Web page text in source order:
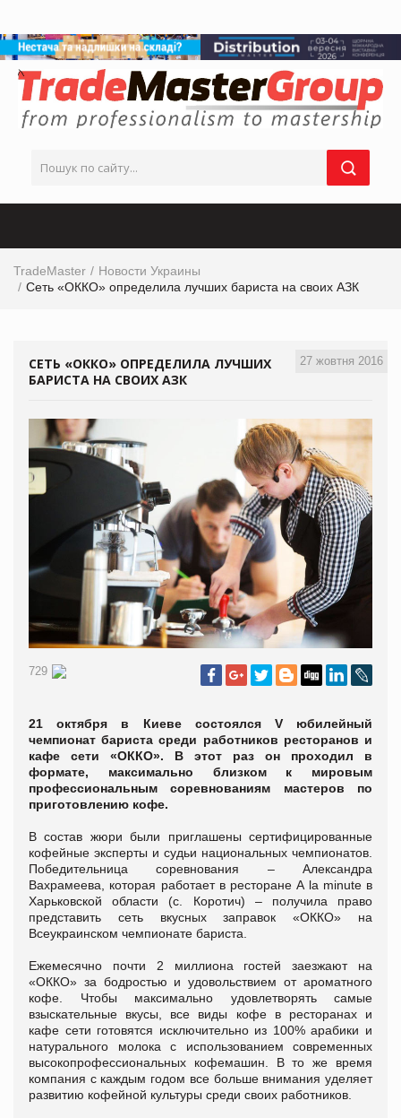
TradeMaster
Новости Украины
Сеть «ОККО» определила лучших бариста на своих АЗК
27 жовтня 2016
СЕТЬ «ОККО» ОПРЕДЕЛИЛА ЛУЧШИХ
БАРИСТА НА СВОИХ АЗК
729
21 октября в Киеве состоялся V юбилейный
чемпионат бариста среди работников ресторанов и
кафе сети «ОККО». В этот раз он проходил в
формате, максимально близком к мировым
профессиональным соревнованиям мастеров по
приготовлению кофе.
В состав жюри были приглашены сертифицированные
кофейные эксперты и судьи национальных чемпионатов.
Победительница соревнования – Александра
Вахрамеева, которая работает в ресторане A la minute в
Харьковской области (с. Коротич) – получила право
представить сеть вкусных заправок «ОККО» на
Всеукраинском чемпионате бариста.
Ежемесячно почти 2 миллиона гостей заезжают на
«ОККО» за бодростью и удовольствием от ароматного
кофе. Чтобы максимально удовлетворять самые
взыскательные вкусы, все виды кофе в ресторанах и
кафе сети готовятся исключительно из 100% арабики и
натурального молока с использованием современных
высокопрофессиональных кофемашин. В то же время
компания с каждым годом все больше внимания уделяет
развитию кофейной культуры среди своих работников.